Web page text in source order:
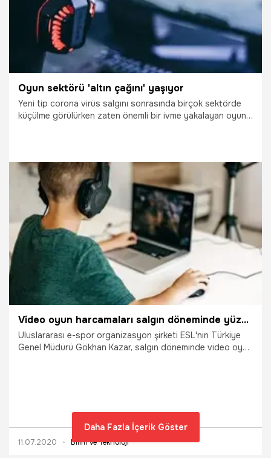
Oyun sektörü 'altın çağını' yaşıyor
Yeni tip corona virüs salgını sonrasında birçok sektörde
küçülme görülürken zaten önemli bir ivme yakalayan oyun
19.07.2020 Bilim ve Teknoloji
Video oyun harcamaları salgın döneminde yüzde 60 arttı
Uluslararası e-spor organizasyon şirketi ESL'nin Türkiye
Genel Müdürü Gökhan Kazar, salgın döneminde video oyun
11.07.2020 Bilim ve Teknoloji
Daha Fazla İçerik Göster